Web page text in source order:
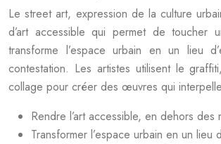
Le street art, expression de la culture
d’art accessible qui permet de toucher
transforme l’espace urbain en un lieu
contestation. Les artistes utilisent le
collage pour créer des œuvres qui
Rendre l’art accessible, en dehors des
Transformer l’espace urbain en un lieu